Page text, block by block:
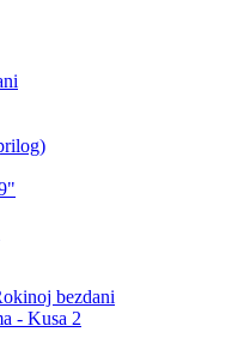
bezdani
- Kusa 2